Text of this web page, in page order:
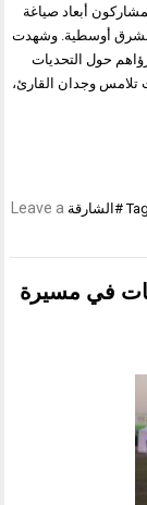
أبعاد صياغة
أوسطية. وشهدت
حول التحديات
تلامس وجدان القارئ،
#الشارقة Leave a
في مسيرة